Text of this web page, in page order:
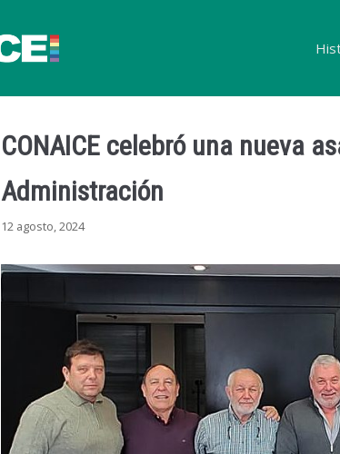
CONAICE celebró una nueva
Administración
12 agosto, 2024